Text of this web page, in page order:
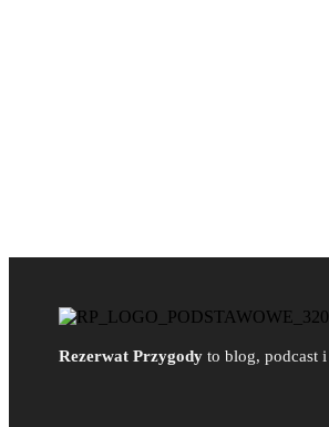
Rezerwat Przygody to blog, podcast